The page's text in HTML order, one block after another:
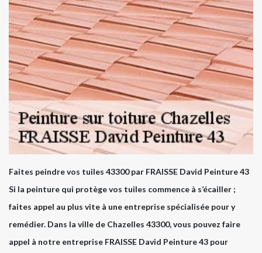
Faites peindre vos tuiles 43300 par FRAISSE David Peinture 43
Si la peinture qui protège vos tuiles commence à s’écailler ;
faites appel au plus vite à une entreprise spécialisée pour y
remédier. Dans la ville de Chazelles 43300, vous pouvez faire
appel à notre entreprise FRAISSE David Peinture 43 pour